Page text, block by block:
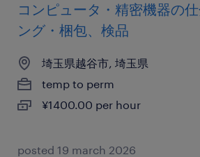
コンピュータ・精密機器の
ング・梱包、検品
埼玉県越谷市, 埼玉県
temp to perm
¥1400.00 per hour
posted 19 march 2026